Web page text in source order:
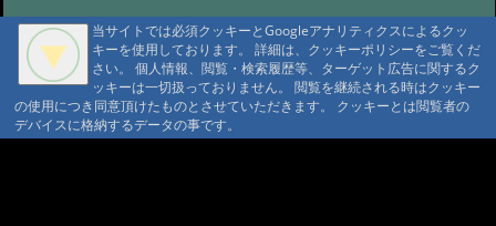
予定
#111:野天風呂再開のお知らせ
@ '21 9/16 13:41
#110: 現在野天風呂は
ご利用いただけません
@ '21 9/1 10:24
#109: 2021年度 【本沢温泉】今シー
当サイトでは必須クッキーとGoogleアナリティクスによるクッ
キーを使用しております。 詳細は、クッキーポリシーをご覧くだ
さい。 個人情報、閲覧・検索履歴等、ターゲット広告に関するク
ッキーは一切扱っておりません。 閲覧を継続される時はクッキー
の使用につき同意頂けたものとさせていただきます。 クッキーとは閲覧者の
デバイスに格納するデータの事です。